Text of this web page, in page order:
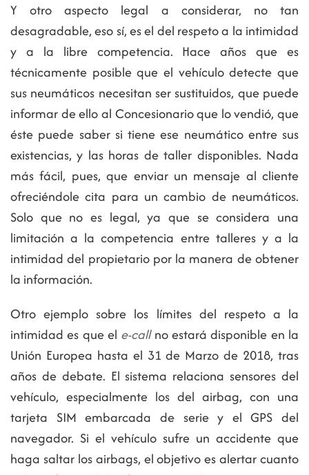
Y otro aspecto legal a considerar, no tan
desagradable, eso sí, es el del respeto a la intimidad
y a la libre competencia. Hace años que es
técnicamente posible que el vehículo detecte que
sus neumáticos necesitan ser sustituidos, que puede
informar de ello al Concesionario que lo vendió, que
éste puede saber si tiene ese neumático entre sus
existencias, y las horas de taller disponibles. Nada
más fácil, pues, que enviar un mensaje al cliente
ofreciéndole cita para un cambio de neumáticos.
Solo que no es legal, ya que se considera una
limitación a la competencia entre talleres y a la
intimidad del propietario por la manera de obtener
la información.
Otro ejemplo sobre los límites del respeto a la
intimidad es que el e-callno estará disponible en la
Unión Europea hasta el 31 de Marzo de 2018, tras
años de debate. El sistema relaciona sensores del
vehículo, especialmente los del airbag, con una
tarjeta SIM embarcada de serie y el GPS del
navegador. Si el vehículo sufre un accidente que
haga saltar los airbags, el objetivo es alertar cuanto